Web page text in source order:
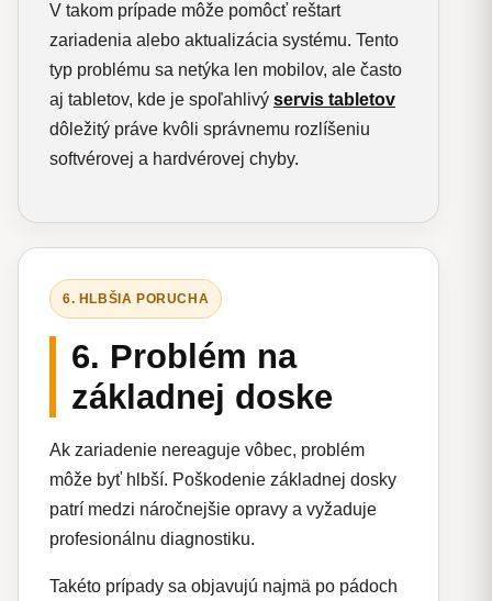
V takom prípade môže pomôcť reštart
zariadenia alebo aktualizácia systému. Tento
typ problému sa netýka len mobilov, ale často
aj tabletov, kde je spoľahlivý servis tabletov
dôležitý práve kvôli správnemu rozlíšeniu
softvérovej a hardvérovej chyby.
6. HLBŠIA PORUCHA
6. Problém na
základnej doske
Ak zariadenie nereaguje vôbec, problém
môže byť hlbší. Poškodenie základnej dosky
patrí medzi náročnejšie opravy a vyžaduje
profesionálnu diagnostiku.
Takéto prípady sa objavujú najmä po pádoch